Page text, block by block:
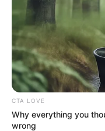
TEMAS
FÚTBOL PSG
ALERTA PAISA
MANTÉNGASE
CTA LOVE
Why everything you
wrong